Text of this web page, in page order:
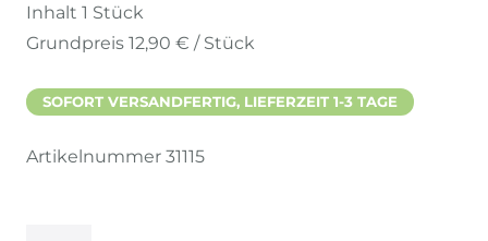
Inhalt 1 Stück
Grundpreis 12,90 € / Stück
SOFORT VERSANDFERTIG, LIEFERZEIT 1-3 TAGE
Artikelnummer 31115